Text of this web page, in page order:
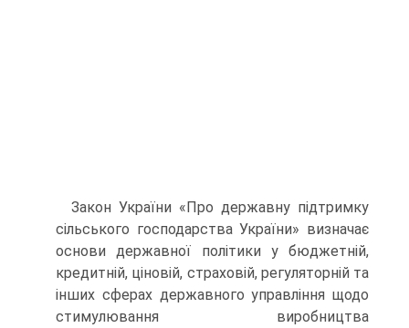
Закон України «Про державну підтримку
сільського господарства України» визначає
основи державної політики у бюджетній,
кредитній, ціновій, страховій, регуляторній та
інших сферах державного управління щодо
стимулювання виробництва